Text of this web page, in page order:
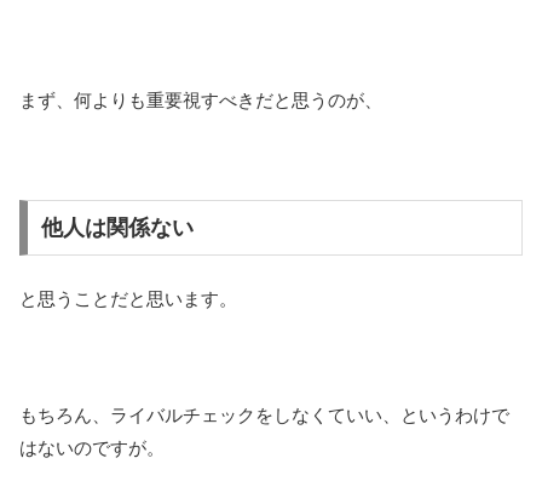
まず、何よりも重要視すべきだと思うのが、
他人は関係ない
と思うことだと思います。
もちろん、ライバルチェックをしなくていい、というわけで
はないのですが。